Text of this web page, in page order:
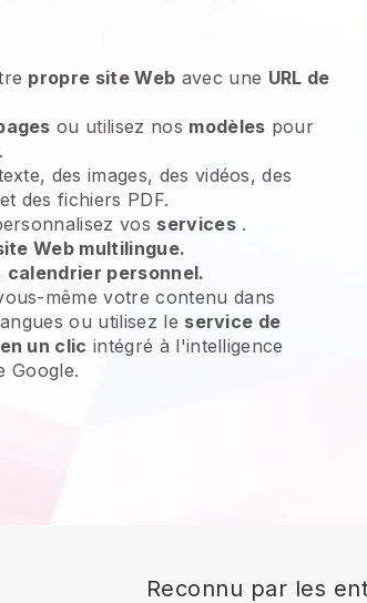
propre site Web avec une URL de
ou utilisez nos modèles pour
des images, des vidéos, des
des fichiers PDF.
vos services.
Web multilingue.
calendrier personnel.
même votre contenu dans
ou utilisez le service de
un clic intégré à l'intelligence
Google.
Reconnu par les